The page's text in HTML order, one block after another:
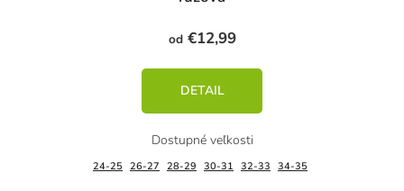
od€12,99
DETAIL
24-25 26-27 28-29 30-31 32-33 34-35